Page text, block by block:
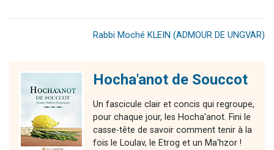
Rabbi Moché KLEIN (ADMOUR DE UNGVAR)
Hocha'anot de Souccot
Un fascicule clair et concis qui regroupe,
pour chaque jour, les Hocha'anot. Fini le
casse-tête de savoir comment tenir à la
fois le Loulav, le Etrog et un Ma'hzor !